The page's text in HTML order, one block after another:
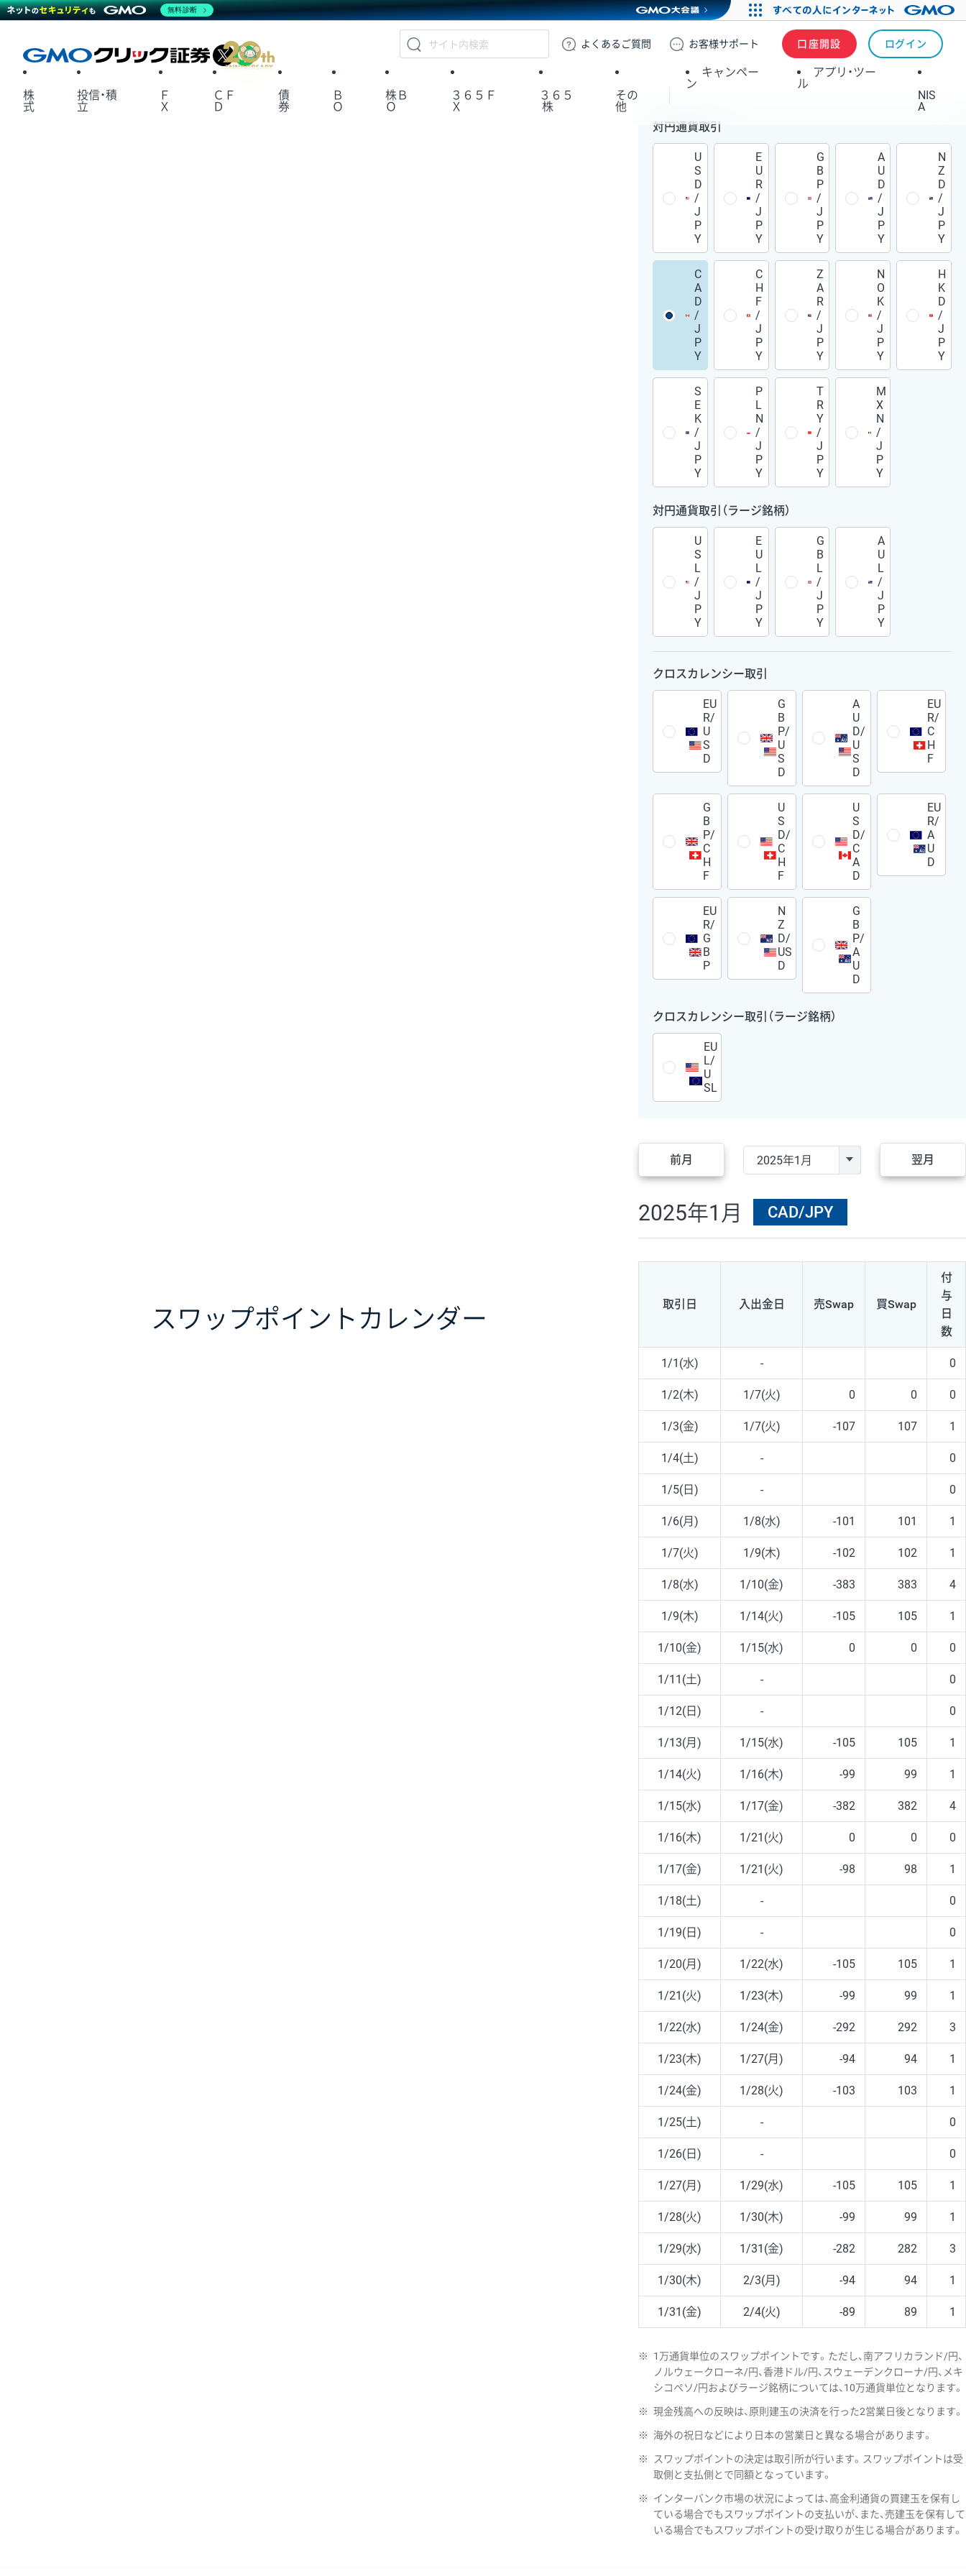
GMOクリック証券
よくある ご質問 お客様サポート 口座開設 ログイン
X
株
式
投信・積
立
Ｆ
Ｘ
ＣＦ
Ｄ
債
券
Ｂ
Ｏ
株Ｂ
Ｏ
３６５Ｆ
Ｘ
３６５
株
その
他
キャンペー
ン
アプリ・ツー
ル
NIS
A
スワップポイント カレンダー
対円通貨取引
U
S
D
/
J
P
Y
E
U
R
/
J
P
Y
G
B
P
/
J
P
Y
A
U
D
/
J
P
Y
N
Z
D
/
J
P
Y
C
A
D
/
J
P
Y
C
H
F
/
J
P
Y
Z
A
R
/
J
P
Y
N
O
K
/
J
P
Y
H
K
D
/
J
P
Y
S
E
K
/
J
P
Y
P
L
N
/
J
P
Y
T
R
Y
/
J
P
Y
M
X
N
/
J
P
Y
対円通貨取引（ラージ銘柄）
U
S
L
/
J
P
Y
E
U
L
/
J
P
Y
G
B
L
/
J
P
Y
A
U
L
/
J
P
Y
クロスカレンシー取引
EU
R/
U
S
D
G
B
P/
U
S
D
A
U
D/
U
S
D
EU
R/
C
H
F
G
B
P/
C
H
F
U
S
D/
C
H
F
U
S
D/
C
A
D
EU
R/
A
U
D
EU
R/
G
B
P
N
Z
D/
US
D
G
B
P/
A
U
D
クロスカレンシー取引（ラージ銘柄）
EU
L/
U
SL
前月 翌月
2025年1月 CAD/JPY
取引日 入出金日 売Swap 買Swap
付
与
日
数
1/1(水) - 0
1/2(木) 1/7(火) 0 0 0
1/3(金) 1/7(火) -107 107 1
1/4(土) - 0
1/5(日) - 0
1/6(月) 1/8(水) -101 101 1
1/7(火) 1/9(木) -102 102 1
1/8(水) 1/10(金) -383 383 4
1/9(木) 1/14(火) -105 105 1
1/10(金) 1/15(水) 0 0 0
1/11(土) - 0
1/12(日) - 0
1/13(月) 1/15(水) -105 105 1
1/14(火) 1/16(木) -99 99 1
1/15(水) 1/17(金) -382 382 4
1/16(木) 1/21(火) 0 0 0
1/17(金) 1/21(火) -98 98 1
1/18(土) - 0
1/19(日) - 0
1/20(月) 1/22(水) -105 105 1
1/21(火) 1/23(木) -99 99 1
1/22(水) 1/24(金) -292 292 3
1/23(木) 1/27(月) -94 94 1
1/24(金) 1/28(火) -103 103 1
1/25(土) - 0
1/26(日) - 0
1/27(月) 1/29(水) -105 105 1
1/28(火) 1/30(木) -99 99 1
1/29(水) 1/31(金) -282 282 3
1/30(木) 2/3(月) -94 94 1
1/31(金) 2/4(火) -89 89 1
※
1万通貨単位のスワップポイントです。ただし、南アフリカランド/円、
ノルウェークローネ/円、香港ドル/円、スウェーデンクローナ/円、メキ
シコペソ/円およびラージ銘柄については、10万通貨単位となります。
※ 現金残高への反映は、原則建玉の決済を行った2営業日後となります。
※ 海外の祝日などにより日本の営業日と異なる場合があります。
※
スワップポイントの決定は取引所が行います。スワップポイントは受
取側と支払側とで同額となっています。
※
インターバンク市場の状況によっては、高金利通貨の買建玉を保有し
ている場合でもスワップポイントの支払いが、また、売建玉を保有して
いる場合でもスワップポイントの受け取りが生じる場合があります。
無料診断